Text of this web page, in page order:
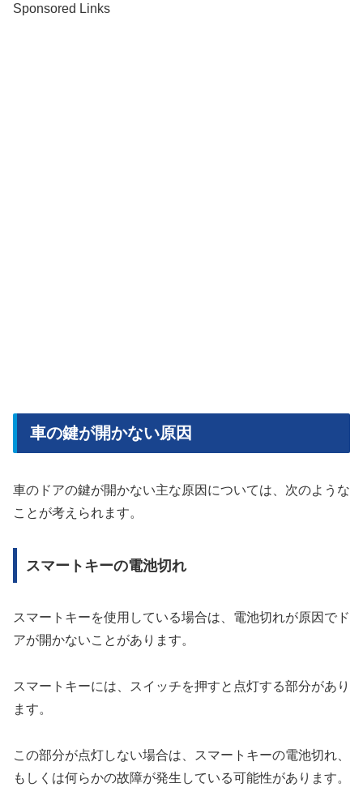
Sponsored Links
車の鍵が開かない原因
車のドアの鍵が開かない主な原因については、次のような
ことが考えられます。
スマートキーの電池切れ
スマートキーを使用している場合は、電池切れが原因でド
アが開かないことがあります。
スマートキーには、スイッチを押すと点灯する部分があり
ます。
この部分が点灯しない場合は、スマートキーの電池切れ、
もしくは何らかの故障が発生している可能性があります。